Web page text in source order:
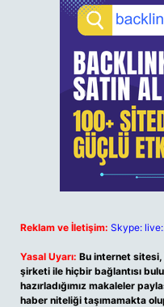
Reklam ve İletişim: Skype:
Yasal Uyarı: Bu internet sitesi,
şirketi ile hiçbir bağlantısı
hazırladığımız makaleler
haber niteliği taşımamakta